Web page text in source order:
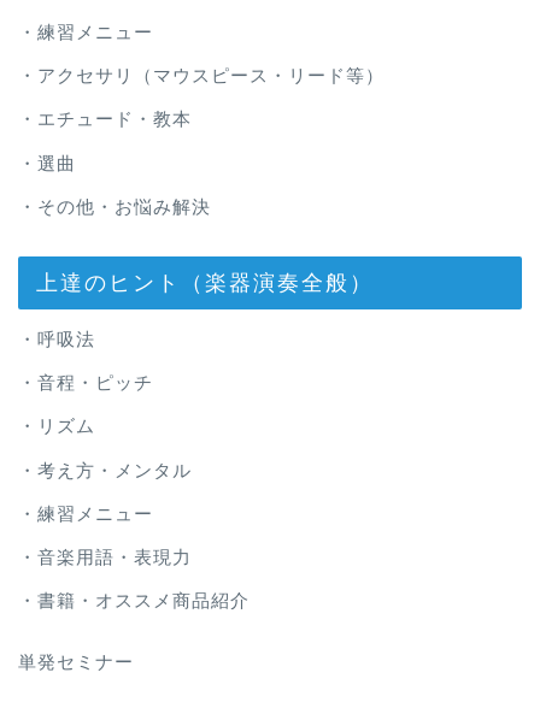
・練習メニュー
・アクセサリ（マウスピース・リード等）
・エチュード・教本
・選曲
・その他・お悩み解決
上達のヒント（楽器演奏全般）
・呼吸法
・音程・ピッチ
・リズム
・考え方・メンタル
・練習メニュー
・音楽用語・表現力
・書籍・オススメ商品紹介
単発セミナー